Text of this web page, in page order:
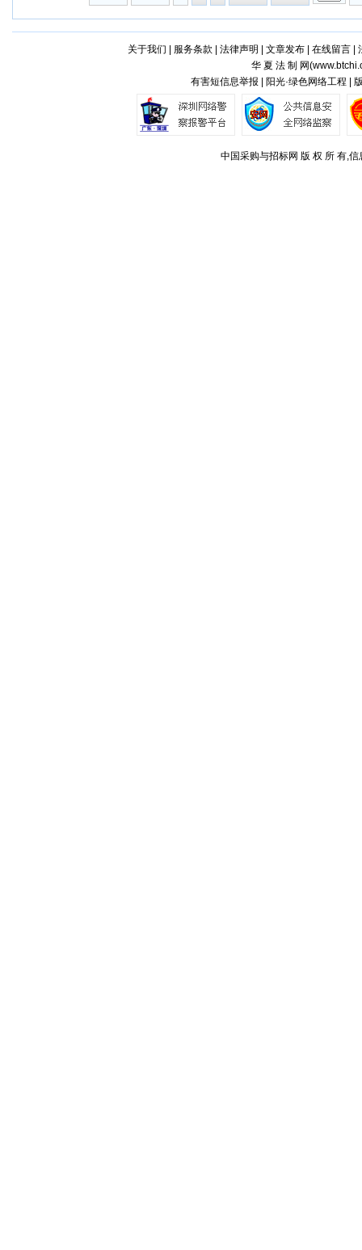
关于我们 服务条款 法律声明 文章发布| 在线留言|
华 夏 法 制 网(
有害短信息举报 | 阳光·绿色网络工程 |
中国采购与招标网 版 权 所 有,